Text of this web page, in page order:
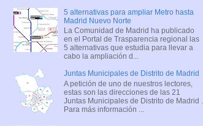
5 alternativas para ampliar Metro hasta
Madrid Nuevo Norte
La Comunidad de Madrid ha publicado
en el Portal de Trasparencia regional las
5 alternativas que estudia para llevar a
cabo la ampliación d...
Juntas Municipales de Distrito de Madrid
A petición de uno de nuestros lectores,
estas son las direcciones de las 21
Juntas Municipales de Distrito de Madrid .
Para más información ...